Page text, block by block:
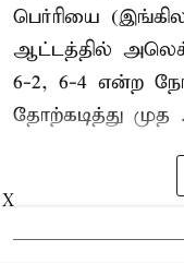
பெர்ரியை
ஆட்டத்தில்
6-2, 6-4 என்ற
தோற்கடித்து முத
X